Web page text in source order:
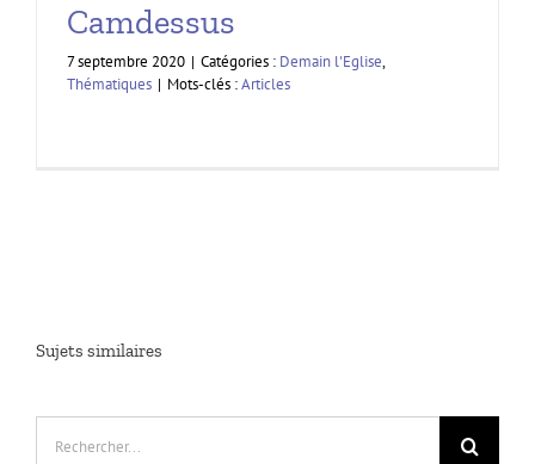
Camdessus
7 septembre 2020 | Catégories : Demain l'Eglise,
Thématiques | Mots-clés :Articles
Sujets similaires